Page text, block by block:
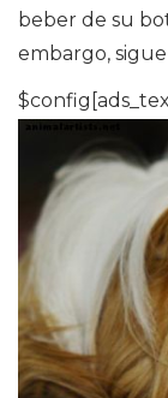
beber de su
embargo,